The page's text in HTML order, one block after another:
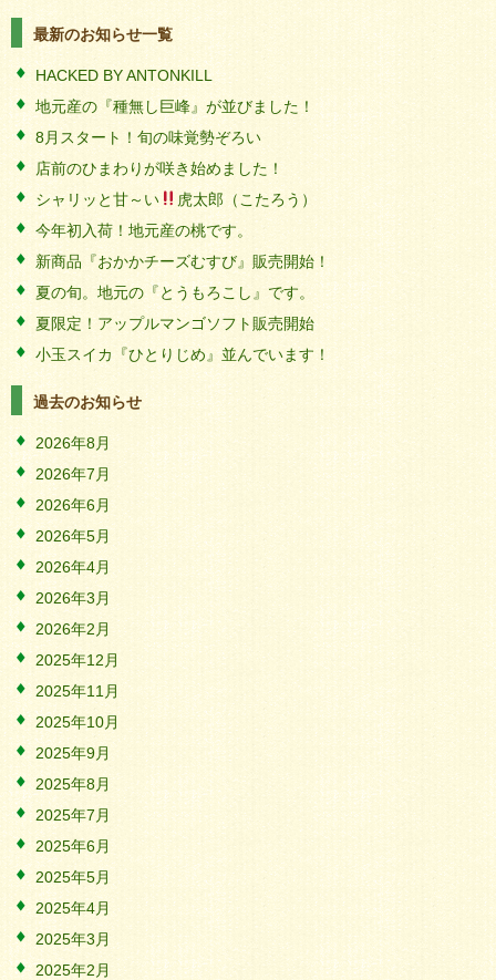
最新のお知らせ一覧
HACKED BY ANTONKILL
地元産の『種無し巨峰』が並びました！
8月スタート！旬の味覚勢ぞろい
店前のひまわりが咲き始めました！
シャリッと甘～い
虎太郎（こたろう）
今年初入荷！地元産の桃です。
新商品『おかかチーズむすび』販売開始！
夏の旬。地元の『とうもろこし』です。
夏限定！アップルマンゴソフト販売開始
小玉スイカ『ひとりじめ』並んでいます！
過去のお知らせ
2026年8月
2026年7月
2026年6月
2026年5月
2026年4月
2026年3月
2026年2月
2025年12月
2025年11月
2025年10月
2025年9月
2025年8月
2025年7月
2025年6月
2025年5月
2025年4月
2025年3月
2025年2月